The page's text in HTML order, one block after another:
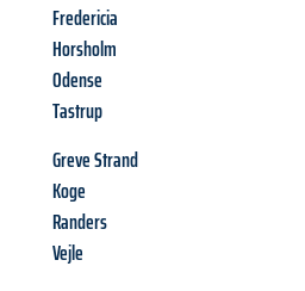
Fredericia
Horsholm
Odense
Tastrup
Greve Strand
Koge
Randers
Vejle